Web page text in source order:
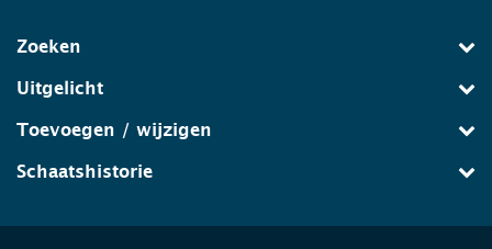
Zoeken
Uitgelicht
Toevoegen / wijzigen
Schaatshistorie